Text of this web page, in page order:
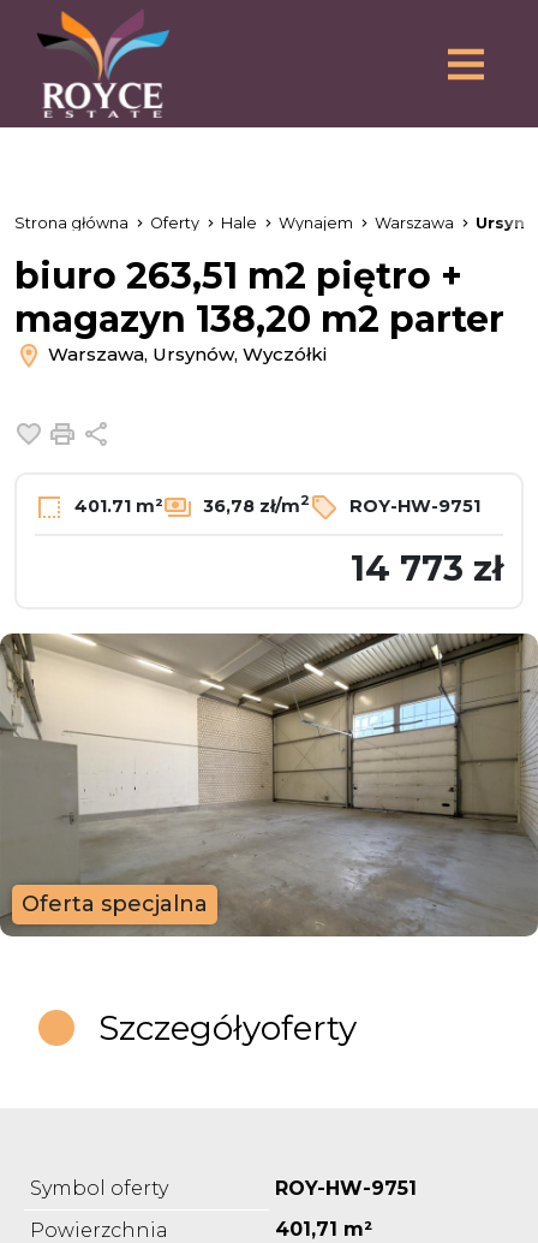
Strona główna Oferty Hale Wynajem Warszawa
biuro 263,51 m2 piętro +
magazyn 138,20 m2 parter
Warszawa, Ursynów, Wyczółki
Dodaj do ulubionych
Drukuj
401.71 m² 36,78 zł/m2 ROY-HW-9751
14 773 zł
Oferta specjalna
Szczegółyoferty
Symbol oferty
ROY-HW-9751
Powierzchnia
401,71 m²